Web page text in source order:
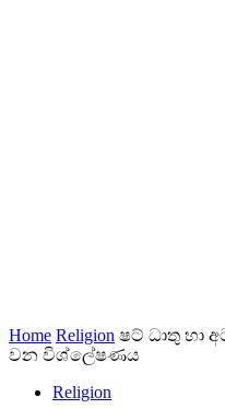
Home Religion ෂට් ධාතු හා
වන විශ්ලේෂණය
Religion